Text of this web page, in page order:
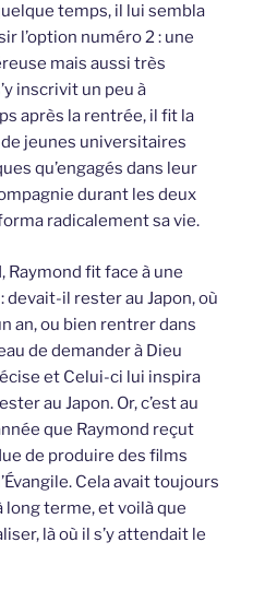
temps, il lui sembla
l’option numéro 2 : une
mais aussi très
inscrivit un peu à
après la rentrée, il fit la
jeunes universitaires
qu’engagés dans leur
durant les deux
radicalement sa vie.
Raymond fit face à une
il rester au Japon, où
an, ou bien rentrer dans
de demander à Dieu
et Celui-ci lui inspira
au Japon. Or, c’est au
que Raymond reçut
de produire des films
Cela avait toujours
terme, et voilà que
là où il s’y attendait le